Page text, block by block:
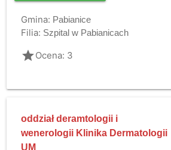
Gmina: Pabianice
Filia: Szpital w Pabianicach
gradeOcena: 3
oddział deramtologii i
wenerologii Klinika Dermatologii
UM